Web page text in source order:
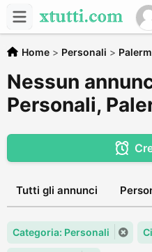
Home > Personali >
Nessun
Personali,
Tutti gli annunci
Categoria: Personali